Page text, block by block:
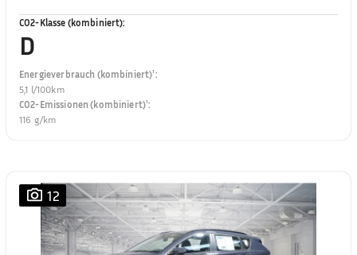
CO2-Klasse (kombiniert):
D
Energieverbrauch (kombiniert)¹:
5,1 l/100km
CO2-Emissionen (kombiniert)¹:
116 g/km
12